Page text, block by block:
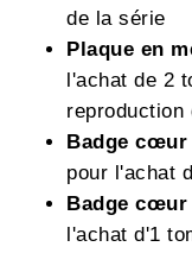
de la série
Plaque en
l'achat de 2
reproduction
Badge cœur
pour l'achat
Badge cœur
l'achat d'1